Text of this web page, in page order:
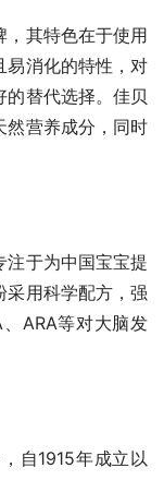
，其特色在于使用
易消化的特性，对
替代选择。佳贝
然营养成分，同时
注于为中国宝宝提
采用科学配方，强
ARA等对大脑发
自1915年成立以